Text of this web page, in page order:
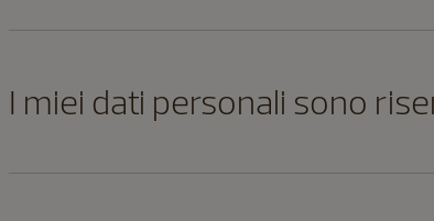
I miei dati personali sono